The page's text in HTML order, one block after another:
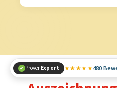
✔ ProvenExpert ★★★★★480